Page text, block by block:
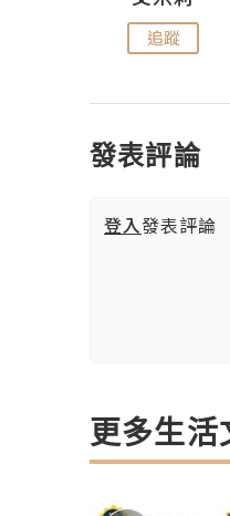
追蹤
發表評論
登入發表評論
更多生活